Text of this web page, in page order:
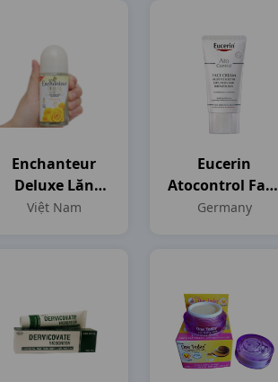
Enchanteur
Deluxe Lăn
C50ml Việt
Việt Nam
Eucerin
Atocontrol Face
Cream T50ml
Germany